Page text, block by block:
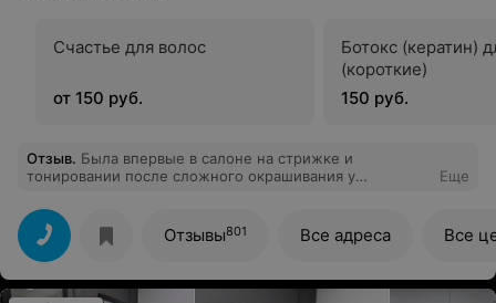
Счастье для волос
от 150 руб.
Ботокс (кератин)
(короткие)
150 руб.
Отзыв. Была впервые в салоне на стрижке и
тонировании после сложного окрашивания у
сделал,как хотела. Волосы выглядят прекрасно !
Огромное спасибо!
Еще
Отзывы801 Все адреса Все